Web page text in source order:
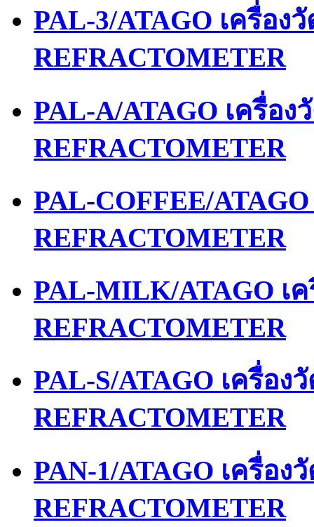
PAL-3/ATAGO เครื่อ
REFRACTOMETER
PAL-A/ATAGO เครื่อ
REFRACTOMETER
PAL-COFFEE/
REFRACTOMETER
PAL-MILK/ATAGO เ
REFRACTOMETER
PAL-S/ATAGO เครื่อ
REFRACTOMETER
PAN-1/ATAGO เครื่อ
REFRACTOMETER